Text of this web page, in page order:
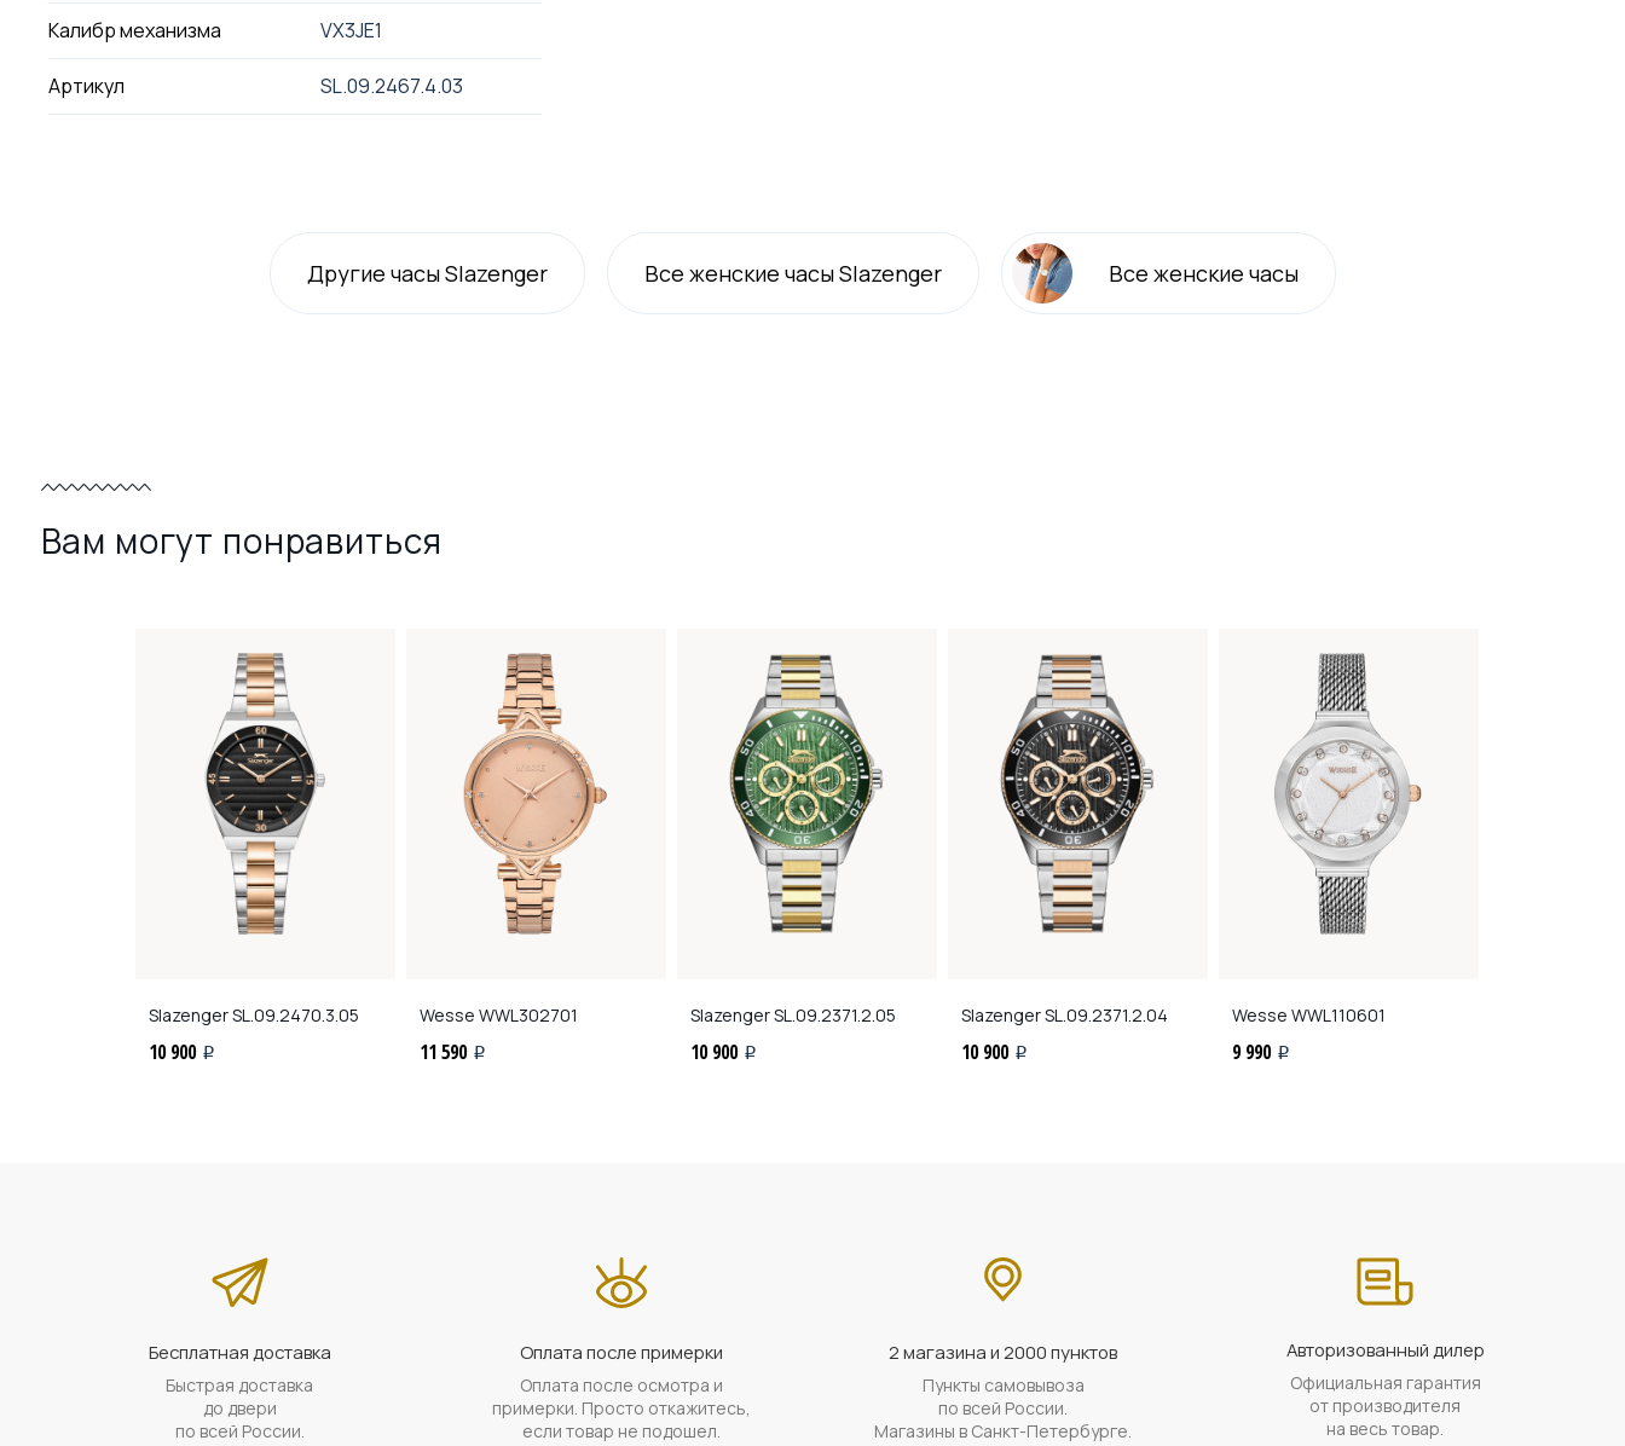
Калибр механизма VX3JE1
Артикул SL.09.2467.4.03
Другие часы Slazenger Всеженские часы Slazenger Всеженские часы
Вам могут понравиться
SlazengerSL.09.2470.3.05
10 900 i
Wesse WWL302701
11 590 i
SlazengerSL.09.2371.2.05
10 900 i
SlazengerSL.09.2371.2.04
10 900 i
Wesse WWL110601
9 990 i
Бесплатная доставка
Быстрая доставка
до двери
по всей России.
Оплата после примерки
Оплата после осмотра и
примерки. Просто откажитесь,
если товар не подошел.
2 магазина и 2000 пунктов
Пункты самовывоза
по всей России.
Магазины в Санкт-Петербурге.
Авторизованный дилер
Официальная гарантия
от производителя
на весь товар.